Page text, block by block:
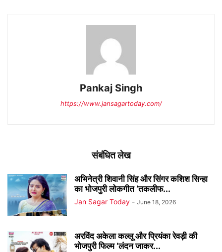
Pankaj Singh
https://www.jansagartoday.com/
संबंधित लेख
अभिनेत्री शिवानी सिंह और सिंगर कशिश सिन्हा
का भोजपुरी लोकगीत ‘तकलीफ...
Jan Sagar Today - June 18, 2026
अरविंद अकेला कल्लू और प्रियंका रेवड़ी की
भोजपुरी फिल्म ‘लंदन जाकर...